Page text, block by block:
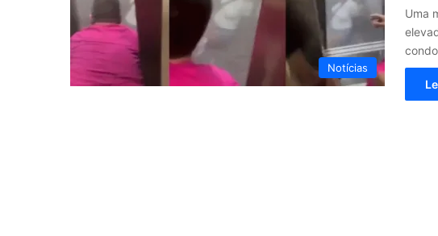
Notícias
Uma